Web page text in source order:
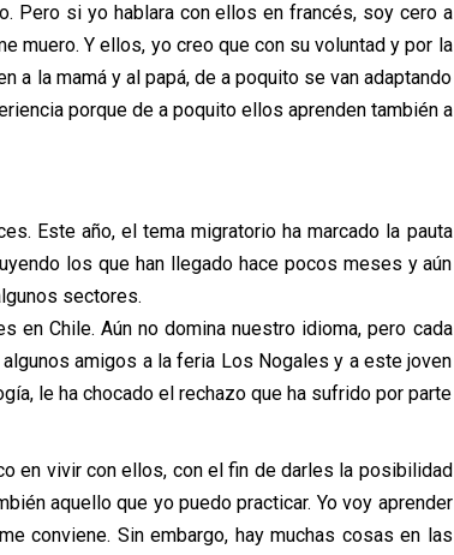
Pero si yo hablara con ellos en francés, soy cero a
muero. Y ellos, yo creo que con su voluntad y por la
a la mamá y al papá, de a poquito se van adaptando
porque de a poquito ellos aprenden también a
Este año, el tema migratorio ha marcado la pauta
los que han llegado hace pocos meses y aún
sectores.
en Chile. Aún no domina nuestro idioma, pero cada
amigos a la feria Los Nogales y a este joven
le ha chocado el rechazo que ha sufrido por parte
en vivir con ellos, con el fin de darles la posibilidad
aquello que yo puedo practicar. Yo voy aprender
conviene. Sin embargo, hay muchas cosas en las